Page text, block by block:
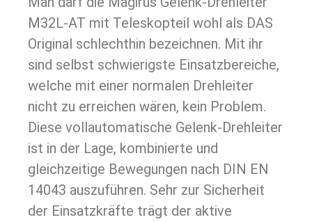
M32L-AT mit Teleskopteil wohl als DAS
Original schlechthin bezeichnen. Mit ihr
sind selbst schwierigste Einsatzbereiche,
welche mit einer normalen Drehleiter
nicht zu erreichen wären, kein Problem.
Diese vollautomatische Gelenk-Drehleiter
ist in der Lage, kombinierte und
gleichzeitige Bewegungen nach DIN EN
14043 auszuführen. Sehr zur Sicherheit
der Einsatzkräfte trägt der aktive